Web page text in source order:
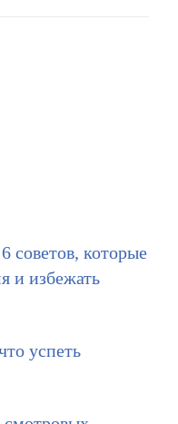
советов, которые
и избежать
успеть